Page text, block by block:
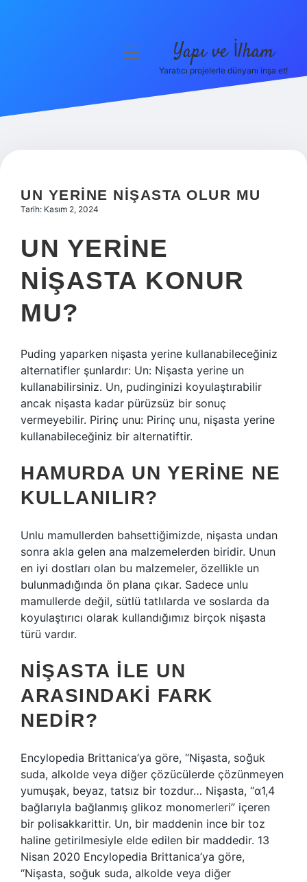
Hakkımızda
menüyü
Yapı ve İlham
Yaratıcı projelerle dünyanı inşa et!
UN YERINE NIŞASTA OLUR MU
Tarih: Kasım 2, 2024
UN YERINE
NIŞASTA KONUR
MU?
Puding yaparken nişasta yerine kullanabileceğiniz
alternatifler şunlardır: Un: Nişasta yerine un
kullanabilirsiniz. Un, pudinginizi koyulaştırabilir
ancak nişasta kadar pürüzsüz bir sonuç
vermeyebilir. Pirinç unu: Pirinç unu, nişasta yerine
kullanabileceğiniz bir alternatiftir.
HAMURDA UN YERINE NE
KULLANILIR?
Unlu mamullerden bahsettiğimizde, nişasta undan
sonra akla gelen ana malzemelerden biridir. Unun
en iyi dostları olan bu malzemeler, özellikle un
bulunmadığında ön plana çıkar. Sadece unlu
mamullerde değil, sütlü tatlılarda ve soslarda da
koyulaştırıcı olarak kullandığımız birçok nişasta
türü vardır.
NIŞASTA ILE UN
ARASINDAKI FARK
NEDIR?
Encylopedia Brittanica’ya göre, “Nişasta, soğuk
suda, alkolde veya diğer çözücülerde çözünmeyen
yumuşak, beyaz, tatsız bir tozdur… Nişasta, “α1,4
bağlarıyla bağlanmış glikoz monomerleri” içeren
bir polisakkarittir. Un, bir maddenin ince bir toz
haline getirilmesiyle elde edilen bir maddedir. 13
Nisan 2020 Encylopedia Brittanica’ya göre,
“Nişasta, soğuk suda, alkolde veya diğer